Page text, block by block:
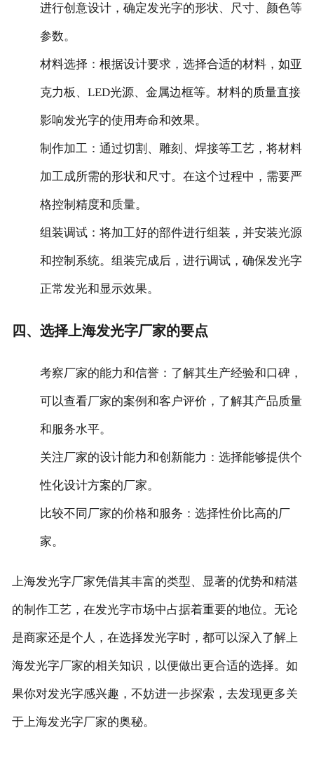
进行创意设计，确定发光字的形状、尺寸、颜色等
参数。
‌材料选择‌：根据设计要求，选择合适的材料，如亚
克力板、LED光源、金属边框等。材料的质量直接
影响发光字的使用寿命和效果。
‌制作加工‌：通过切割、雕刻、焊接等工艺，将材料
加工成所需的形状和尺寸。在这个过程中，需要严
格控制精度和质量。
‌组装调试‌：将加工好的部件进行组装，并安装光源
和控制系统。组装完成后，进行调试，确保发光字
正常发光和显示效果。
四、选择上海发光字厂家的要点
‌考察厂家的能力和信誉‌：了解其生产经验和口碑，
可以查看厂家的案例和客户评价，了解其产品质量
和服务水平。
‌关注厂家的设计能力和创新能力‌：选择能够提供个
性化设计方案的厂家。
‌比较不同厂家的价格和服务‌：选择性价比高的厂
家。
上海发光字厂家凭借其丰富的类型、显著的优势和精湛
的制作工艺，在发光字市场中占据着重要的地位。无论
是商家还是个人，在选择发光字时，都可以深入了解上
海发光字厂家的相关知识，以便做出更合适的选择。如
果你对发光字感兴趣，不妨进一步探索，去发现更多关
于上海发光字厂家的奥秘。